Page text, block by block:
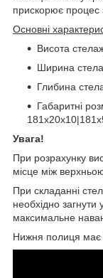
прискорює процес
Основні
Висота
Ширина
Глибина
Габаритні
Увага!
При розрахунку
місце між
При складанні
необхідно
максимальне
Нижня полиця має